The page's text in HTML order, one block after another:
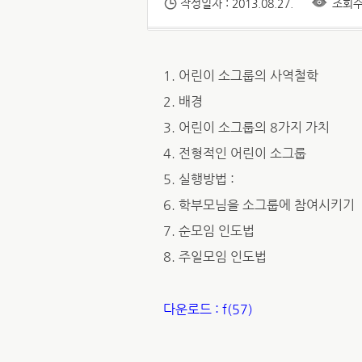
작성일자 : 2013.08.27. 조회
1. 어린이 소그룹의 사역철학
2. 배경
3. 어린이 소그룹의 8가지 가치
4. 전형적인 어린이 소그룹
5. 실행방법 :
6. 학부모님을 소그룹에 참여시키기
7. 순모임 인도법
8. 주일모임 인도법
다운로드 : f(57)